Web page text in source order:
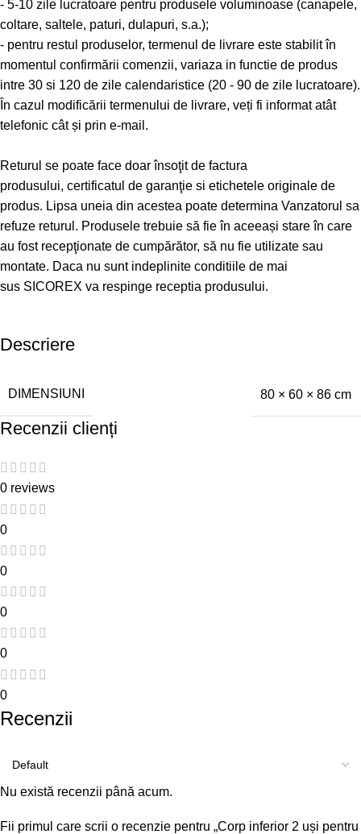
- 5-10 zile lucratoare pentru produsele voluminoase (canapele,
coltare, saltele, paturi, dulapuri, s.a.);
- pentru restul produselor, termenul de livrare este stabilit în
momentul confirmării comenzii, variaza in functie de produs
intre 30 si 120 de zile calendaristice (20 - 90 de zile lucratoare).
În cazul modificării termenului de livrare, veți fi informat atât
telefonic cât și prin e-mail.
Returul se poate face doar însoţit de factura
produsului, certificatul de garanţie si etichetele originale de
produs. Lipsa uneia din acestea poate determina Vanzatorul sa
refuze returul. Produsele trebuie să fie în aceeași stare în care
au fost recepţionate de cumpărător, să nu fie utilizate sau
montate. Daca nu sunt indeplinite conditiile de mai
sus SICOREX va respinge receptia produsului.
Descriere
DIMENSIUNI 80 × 60 × 86 cm
Recenzii clienți
0 reviews
0
0
0
0
0
Recenzii
Nu există recenzii până acum.
Fii primul care scrii o recenzie pentru „Corp inferior 2 uși pentru